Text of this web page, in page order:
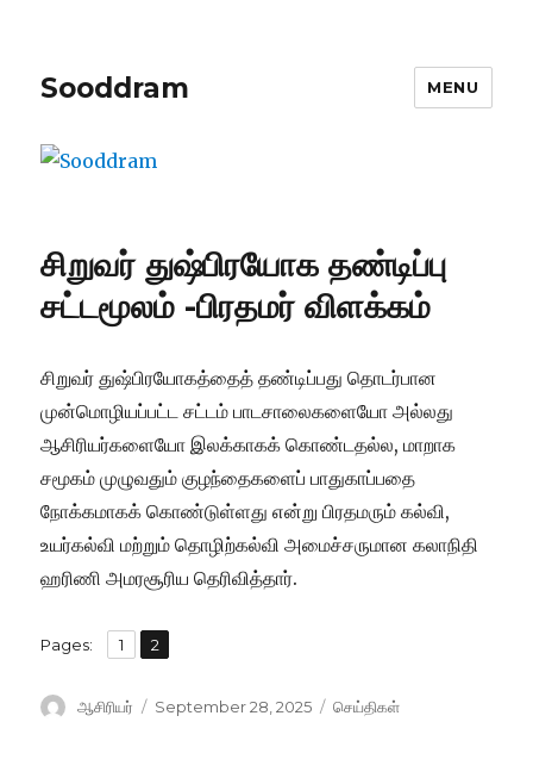
Sooddram MENU
சிறுவர் துஷ்பிரயோக தண்டிப்பு
சட்டமூலம் -பிரதமர் விளக்கம்
சிறுவர் துஷ்பிரயோகத்தைத் தண்டிப்பது தொடர்பான
முன்மொழியப்பட்ட சட்டம் பாடசாலைகளையோ அல்லது
ஆசிரியர்களையோ இலக்காகக் கொண்டதல்ல, மாறாக
சமூகம் முழுவதும் குழந்தைகளைப் பாதுகாப்பதை
நோக்கமாகக் கொண்டுள்ளது என்று பிரதமரும் கல்வி,
உயர்கல்வி மற்றும் தொழிற்கல்வி அமைச்சருமான கலாநிதி
ஹரிணி அமரசூரிய தெரிவித்தார்.
Pages: Page
1 ,
Page
2
Author
ஆசிரியர்
Posted
September 28, 2025 Categories
செய்திகள்